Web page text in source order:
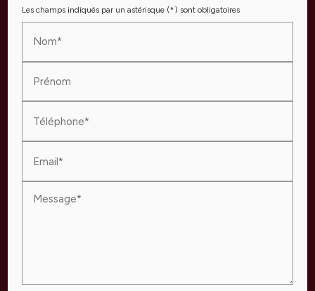
Les champs indiqués par un astérisque (*) sont obligatoires
Nom*
Prénom
Téléphone*
Email*
Message*